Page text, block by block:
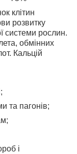
клітин
розвитку
системи рослин.
обмінних
Кальцій
та пагонів;
і